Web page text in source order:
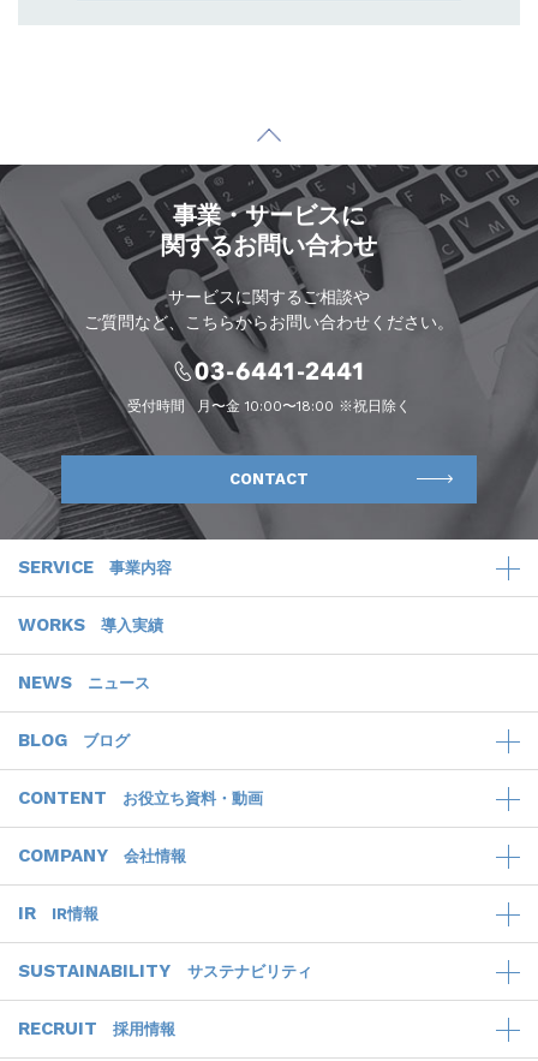
事業・サービスに
関するお問い合わせ
サービスに関するご相談や
ご質問など、こちらからお問い合わせください。
受付時間 月〜金 10:00〜18:00 ※祝日除く
CONTACT
SERVICE 事業内容
WORKS 導入実績
NEWS ニュース
BLOG ブログ
CONTENT お役立ち資料・動画
COMPANY 会社情報
IR IR情報
SUSTAINABILITY サステナビリティ
RECRUIT 採用情報